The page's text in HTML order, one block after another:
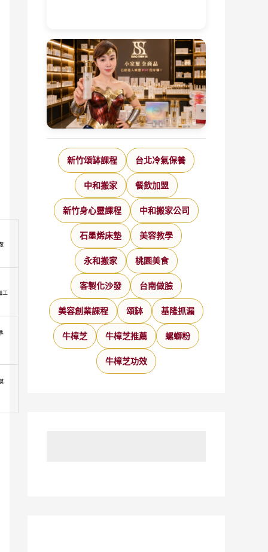
工
新竹頌缽課程 台北冷氣保養
中和搬家 餐飲加盟
新竹身心靈課程 中和搬家公司
石墨烯床墊 美容教學
永和搬家 桃園美食
客製化沙發 台南做臉
美容創業課程 頌缽 基隆抓漏
牛樟芝 牛樟芝推薦 螺螄粉
牛樟芝功效